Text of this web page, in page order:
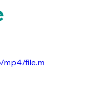
mp4/file.m